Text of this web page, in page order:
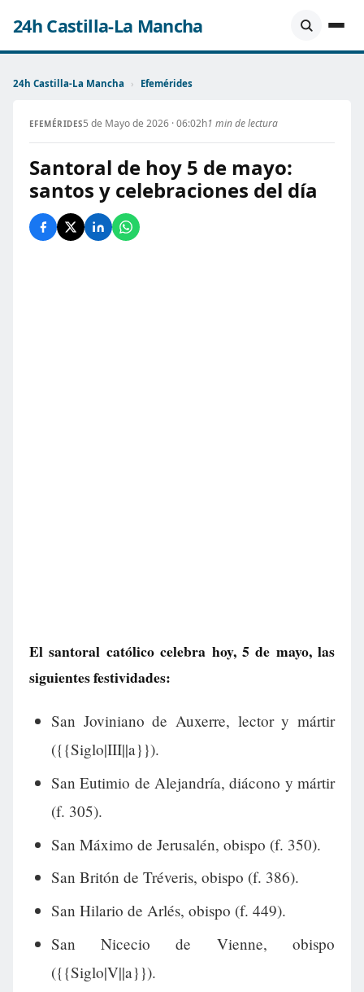
24h Castilla-La Mancha
24h Castilla-La Mancha › Efemérides
EFEMÉRIDES5 de Mayo de 2026 · 06:02h1 min de lectura
Santoral de hoy 5 de mayo:
santos y celebraciones del día
El santoral católico celebra hoy, 5 de mayo, las
siguientes festividades:
San Joviniano de Auxerre, lector y mártir
({{Siglo|III||a}}).
San Eutimio de Alejandría, diácono y mártir
(f. 305).
San Máximo de Jerusalén, obispo (f. 350).
San Britón de Tréveris, obispo (f. 386).
San Hilario de Arlés, obispo (f. 449).
San Nicecio de Vienne, obispo
({{Siglo|V||a}}).